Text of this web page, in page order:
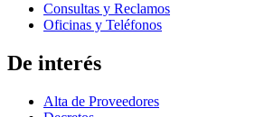
Consultas y Reclamos
Oficinas y Teléfonos
De interés
Alta de Proveedores